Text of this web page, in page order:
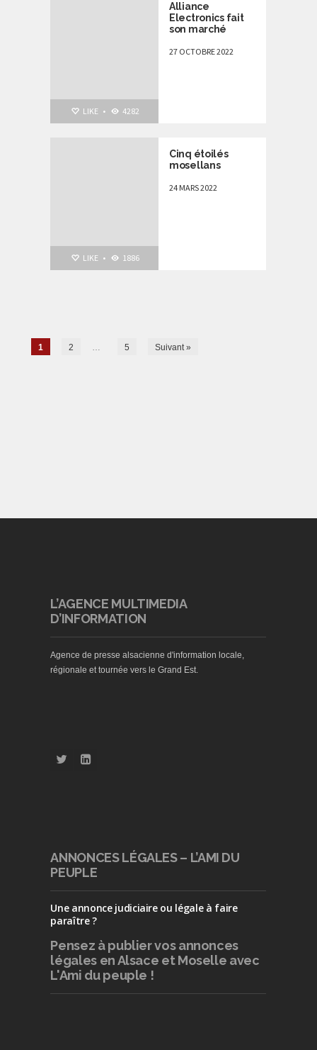
LIKE • 4282
Alliance
Electronics fait
son marché
27 OCTOBRE 2022
LIKE • 1886
Cinq étoilés
mosellans
24 MARS 2022
1 2 … 5 Suivant »
L’AGENCE MULTIMEDIA
D’INFORMATION
Agence de presse alsacienne d'information locale,
régionale et tournée vers le Grand Est.
ANNONCES LÉGALES – L’AMI DU
PEUPLE
Une annonce judiciaire ou légale à faire
paraître ?
Pensez à publiervos annonces
légales en Alsace et Moselle avec
L'Ami du peuple !